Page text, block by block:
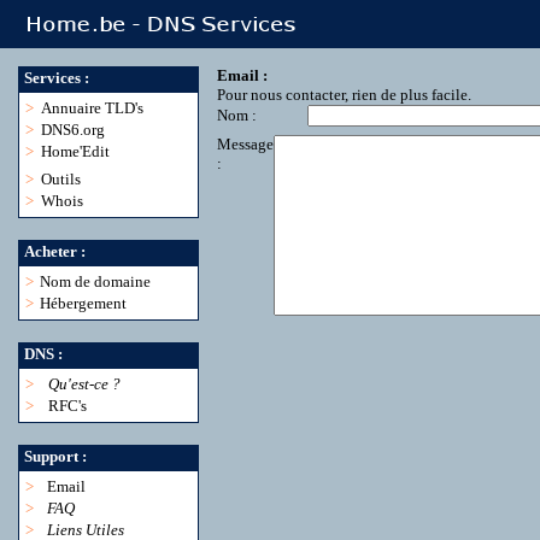
Services :
> Annuaire TLD's
> DNS6.org
> Home'Edit
> Outils
> Whois
Acheter :
> Nom de domaine
> Hébergement
DNS :
>
Qu'est-ce ?
>
RFC's
Support :
>
Email
>
FAQ
>
Liens Utiles
Email :
Pour nous contacter, rien de plus facile.
Nom :
Message
: